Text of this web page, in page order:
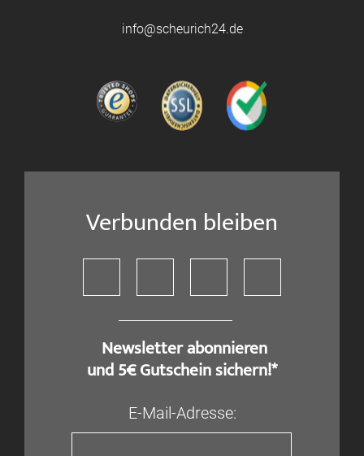
info@scheurich24.de
Verbunden bleiben
​ Newsletter abonnieren
und 5€ Gutschein sichern!*
E-Mail-Adresse: